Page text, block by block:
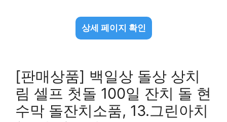
상세 페이지 확인
[판매상품] 백일상 돌상 상치
림 셀프 첫돌 100일 잔치 돌 현
수막 돌잔치소품, 13.그린아치